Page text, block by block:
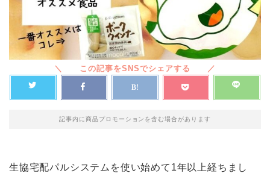
記事内に商品プロモーションを含む場合があります
生協宅配パルシステムを使い始めて1年以上経ちまし